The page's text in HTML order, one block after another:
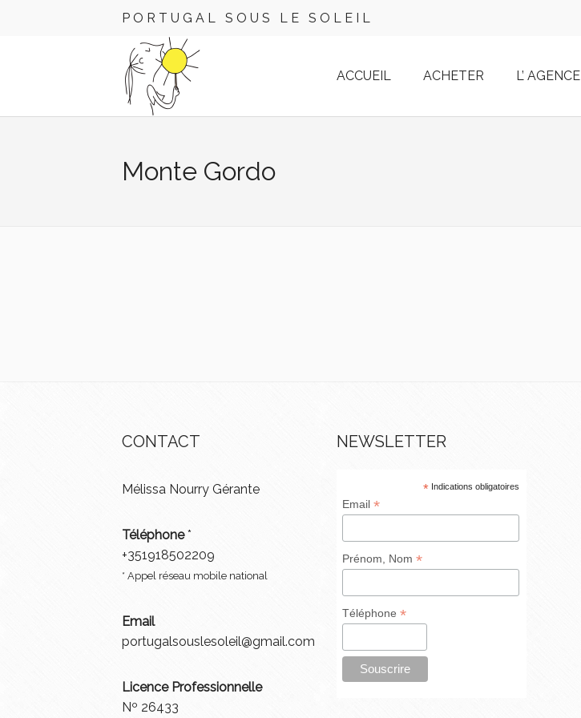
PORTUGAL SOUS LE SOLEIL
ACCUEIL ACHETER L’ AGENCE
Monte Gordo
CONTACT
Mélissa Nourry Gérante
Téléphone*
+351918502209
* Appel réseau mobile national
Email
portugalsouslesoleil@gmail.com
Licence Professionnelle
Nº 26433
NEWSLETTER
*Indications obligatoires
Email *
Prénom, Nom *
Téléphone *